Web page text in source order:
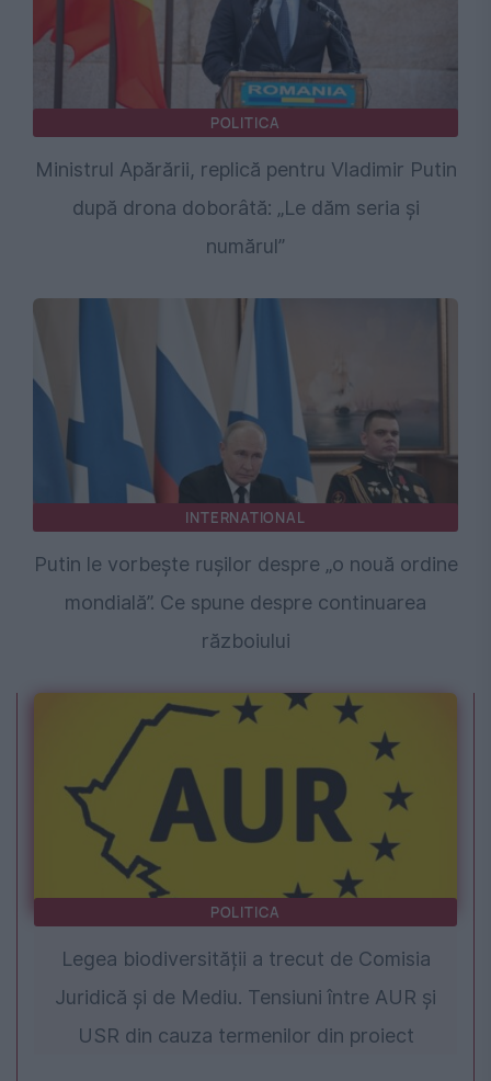
POLITICA
Ministrul Apărării, replică pentru Vladimir Putin
după drona doborâtă: „Le dăm seria și
numărul”
INTERNATIONAL
Putin le vorbește rușilor despre „o nouă ordine
mondială”. Ce spune despre continuarea
războiului
POLITICA
Legea biodiversității a trecut de Comisia
Juridică și de Mediu. Tensiuni între AUR și
USR din cauza termenilor din proiect